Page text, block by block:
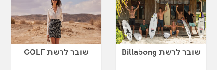
שובר לרשת Billabong שובר לרשת GOLF